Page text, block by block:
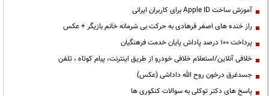
آموزش ساخت Apple ID برای کاربران ایرانی
راز خنده های اصغر فرهادی به حرکت بی شرمانه خانم بازیگر + عکس
پرداخت ۱۰۰ درصد پاداش پایان خدمت فرهنگیان
خلافی آنلاین/استعلام خلافی خودرو از طریق اینترنت، پیام کوتاه ، تلفن
جسدغرق درخون روح الله داداشی (عکس)
پاسخ های دکتر توکلی به سوالات کنکوری ها